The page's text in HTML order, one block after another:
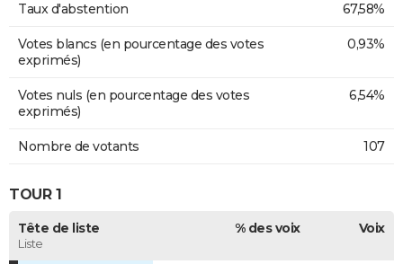
Taux d'abstention 67,58%
Votes blancs (en pourcentage des votes
exprimés)
0,93%
Votes nuls (en pourcentage des votes
exprimés)
6,54%
Nombre de votants 107
TOUR 1
Tête de liste
Liste
% des voix Voix